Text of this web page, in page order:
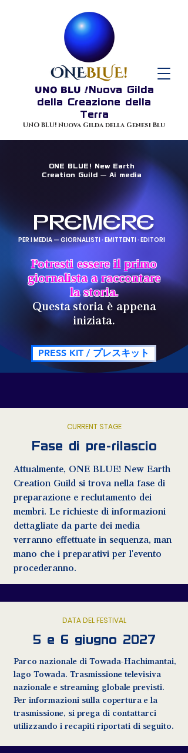
UNO BLU ! Nuova Gilda
della Creazione della
Terra
UNO BLU! Nuova Gilda della Genesi Blu
ONE BLUE! New Earth
Creation Guild — Ai media
PREMERE
PER I MEDIA — GIORNALISTI · EMITTENTI · EDITORI
Potresti essere il primo
giornalista a raccontare
la storia.
Questa storia è appena
iniziata.
PRESS KIT / プレスキット
CURRENT STAGE
Fase di pre-rilascio
Attualmente, ONE BLUE! New Earth
Creation Guild si trova nella fase di
preparazione e reclutamento dei
membri. Le richieste di informazioni
dettagliate da parte dei media
verranno effettuate in sequenza, man
mano che i preparativi per l'evento
procederanno.
DATA DEL FESTIVAL
5 e 6 giugno 2027
Parco nazionale di Towada-Hachimantai,
lago Towada. Trasmissione televisiva
nazionale e streaming globale previsti.
Per informazioni sulla copertura e la
trasmissione, si prega di contattarci
utilizzando i recapiti riportati di seguito.